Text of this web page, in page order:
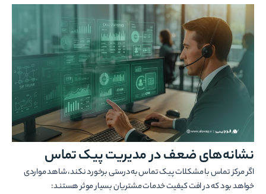
نشانه‌های ضعف در مدیریت پیک تماس
اگر مرکز تماس با مشکلات پیک تماس به‌درستی برخورد نکند، شاهد مواردی
خواهد بود که در افت کیفیت خدمات مشتریان بسیار موثر هستند: